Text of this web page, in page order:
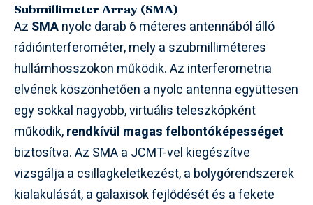
Submillimeter Array (SMA)
Az SMAnyolc darab 6 méteres antennából álló
rádióinterferométer, mely a szubmilliméteres
hullámhosszokon működik. Az interferometria
elvének köszönhetően a nyolc antenna együttesen
egy sokkal nagyobb, virtuális teleszkópként
működik,rendkívül magas felbontóképességet
biztosítva. Az SMA a JCMT-vel kiegészítve
vizsgálja a csillagkeletkezést, a bolygórendszerek
kialakulását, a galaxisok fejlődését és a fekete